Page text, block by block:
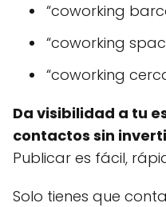
“coworking
“coworking
“coworking
Da visibilidad a tu
contactos sin
Publicar es fácil,
Solo tienes que